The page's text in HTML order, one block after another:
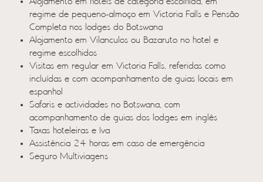
regime de pequeno-almoço em Victoria Falls e Pensão
Completa nos lodges do Botswana
Alojamento em Vilanculos ou Bazaruto no hotel e
regime escolhidos
Visitas em regular em Victoria Falls, referidas como
incluídas e com acompanhamento de guias locais em
espanhol
Safaris e actividades no Botswana, com
acompanhamento de guias dos lodges em inglês
Taxas hoteleiras e Iva
Assistência 24 horas em caso de emergência
Seguro Multiviagens